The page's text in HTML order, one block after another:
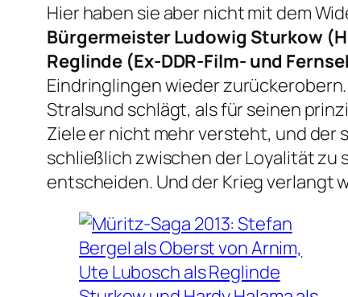
Hier haben sie aber nicht mit dem
Bürgermeister Ludowig Sturkow
Reglinde (Ex-DDR-Film- und
Eindringlingen wieder
Stralsund schlägt, als für seinen
Ziele er nicht mehr versteht, und der
schließlich zwischen der Loyalität zu
entscheiden. Und der Krieg verlangt